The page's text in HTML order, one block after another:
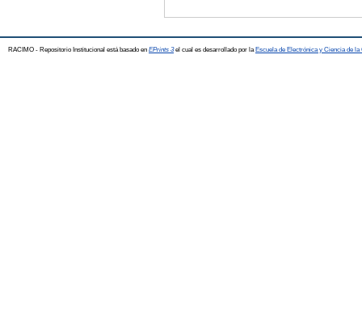
RACIMO - Repositorio Institucional está basado en EPrints 3el cual es desarrollado por la Escuela de Electrónica y Ciencia de la